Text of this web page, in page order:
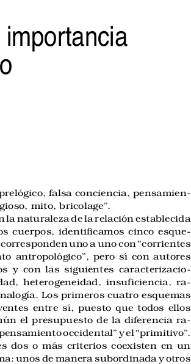
falsa conciencia, pensamien-
mito, bricolage”.
la naturaleza de la relación establecida
cuerpos, identificamos cinco esque-
corresponden uno a uno con “corrientes
antropológico”, pero sí con autores
y con las siguientes caracterizacio-
heterogeneidad, insuficiencia, ra-
Los primeros cuatro esquemas
entre sí, puesto que todos ellos
el presupuesto de la diferencia ra-
occidental” y el “primitivo”.
dos o más criterios coexisten en un
unos de manera subordinada y otros